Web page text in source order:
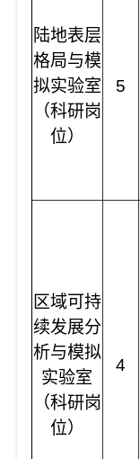
陆地表层
格局与模
拟实验室
（科研岗
位）
5
区域可持
续发展分
析与模拟
实验室
（科研岗
位）
4